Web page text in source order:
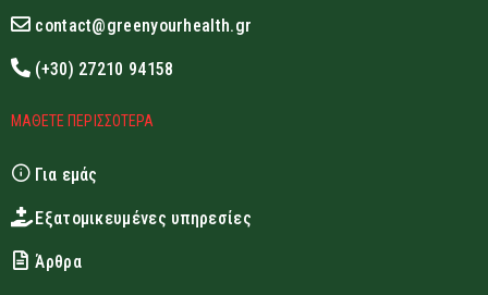
contact@greenyourhealth.gr
(+30) 27210 94158
ΜΑΘΕΤΕ ΠΕΡΙΣΣΟΤΕΡΑ
Για εμάς
Εξατομικευμένες υπηρεσίες
Άρθρα